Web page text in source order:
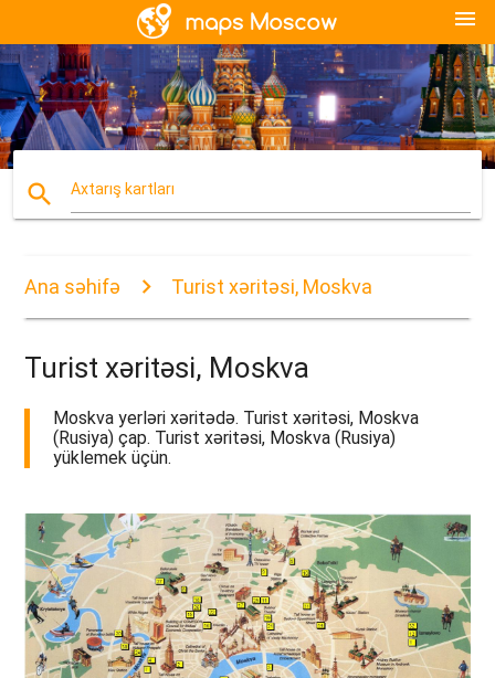
menu
search Axtarış kartları
Ana səhifə Turist xəritəsi, Moskva
Turist xəritəsi, Moskva
Moskva yerləri xəritədə. Turist xəritəsi, Moskva
(Rusiya) çap. Turist xəritəsi, Moskva (Rusiya)
yüklemek üçün.